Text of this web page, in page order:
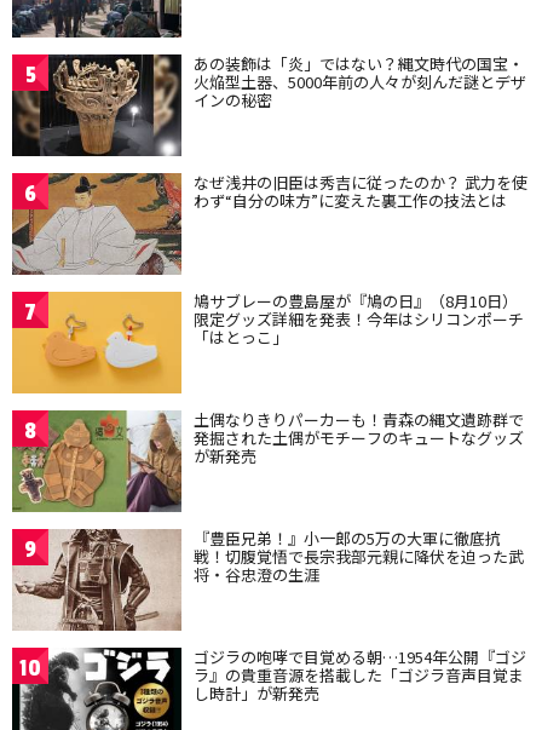
5 あの装飾は「炎」ではない？縄文時代の国宝・
火焔型土器、5000年前の人々が刻んだ謎とデザ
インの秘密
6 なぜ浅井の旧臣は秀吉に従ったのか？ 武力を使
わず“自分の味方”に変えた裏工作の技法とは
7 鳩サブレーの豊島屋が『鳩の日』（8月10日）
限定グッズ詳細を発表！今年はシリコンポーチ
「はとっこ」
8 土偶なりきりパーカーも！青森の縄文遺跡群で
発掘された土偶がモチーフのキュートなグッズ
が新発売
9 『豊臣兄弟！』小一郎の5万の大軍に徹底抗
戦！切腹覚悟で長宗我部元親に降伏を迫った武
将・谷忠澄の生涯
10 ゴジラの咆哮で目覚める朝…1954年公開『ゴジ
ラ』の貴重音源を搭載した「ゴジラ音声目覚ま
し時計」が新発売